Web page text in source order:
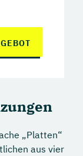
„Platten“
aus vier